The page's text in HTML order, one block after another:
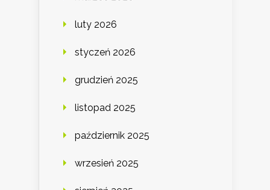
luty 2026
styczeń 2026
grudzień 2025
listopad 2025
październik 2025
wrzesień 2025